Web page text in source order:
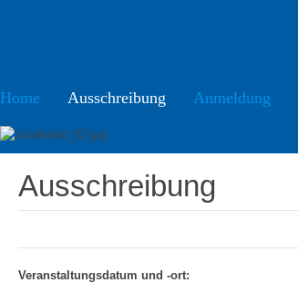
Home Ausschreibung Anmeldung
Ausschreibung
Veranstaltungsdatum und -ort: